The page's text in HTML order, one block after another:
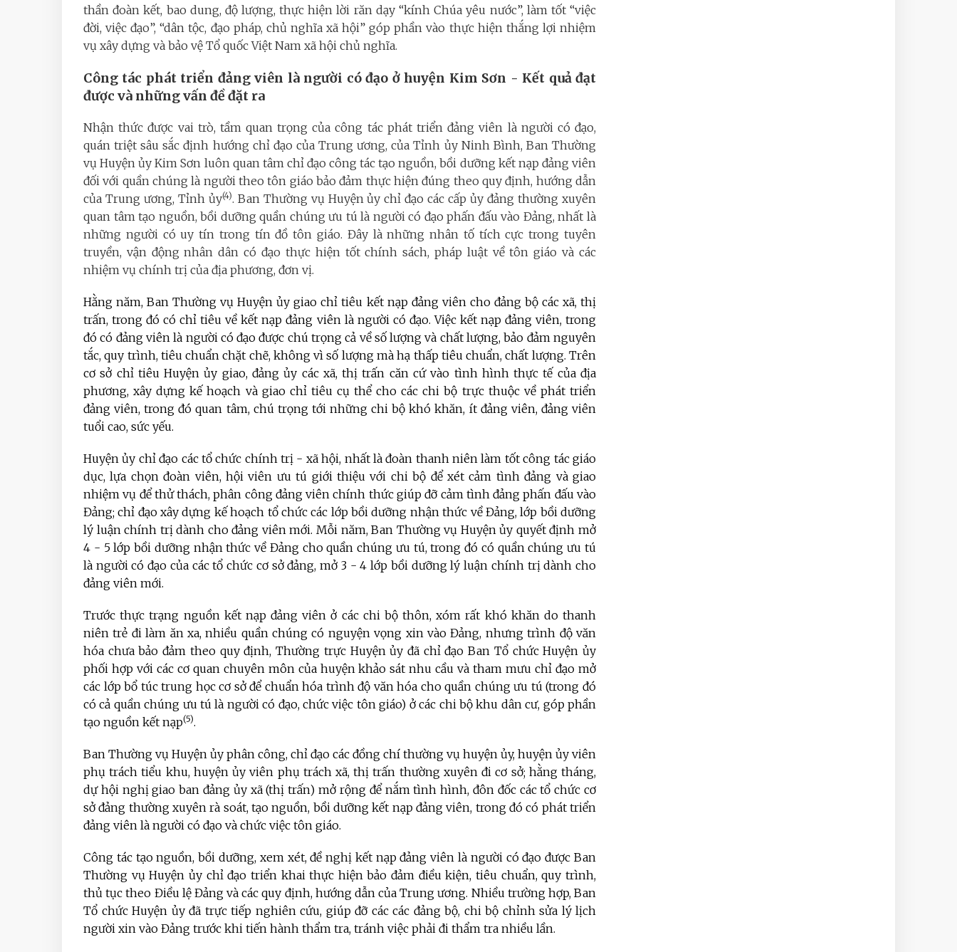
thần đoàn kết, bao dung, độ lượng, thực hiện lời răn dạy “kính Chúa yêu nước”, làm tốt “việc
đời, việc đạo”, “dân tộc, đạo pháp, chủ nghĩa xã hội” góp phần vào thực hiện thắng lợi nhiệm
vụ xây dựng và bảo vệ Tổ quốc Việt Nam xã hội chủ nghĩa.
Công tác phát triển đảng viên là người có đạo ở huyện Kim Sơn - Kết quả đạt
được và những vấn đề đặt ra
Nhận thức được vai trò, tầm quan trọng của công tác phát triển đảng viên là người có đạo,
quán triệt sâu sắc định hướng chỉ đạo của Trung ương, của Tỉnh ủy Ninh Bình, Ban Thường
vụ Huyện ủy Kim Sơn luôn quan tâm chỉ đạo công tác tạo nguồn, bồi dưỡng kết nạp đảng viên
đối với quần chúng là người theo tôn giáo bảo đảm thực hiện đúng theo quy định, hướng dẫn
của Trung ương, Tỉnh ủy(4). Ban Thường vụ Huyện ủy chỉ đạo các cấp ủy đảng thường xuyên
quan tâm tạo nguồn, bồi dưỡng quần chúng ưu tú là người có đạo phấn đấu vào Đảng, nhất là
những người có uy tín trong tín đồ tôn giáo. Đây là những nhân tố tích cực trong tuyên
truyền, vận động nhân dân có đạo thực hiện tốt chính sách, pháp luật về tôn giáo và các
nhiệm vụ chính trị của địa phương, đơn vị.
Hằng năm, Ban Thường vụ Huyện ủy giao chỉ tiêu kết nạp đảng viên cho đảng bộ các xã, thị
trấn, trong đó có chỉ tiêu về kết nạp đảng viên là người có đạo. Việc kết nạp đảng viên, trong
đó có đảng viên là người có đạo được chú trọng cả về số lượng và chất lượng, bảo đảm nguyên
tắc, quy trình, tiêu chuẩn chặt chẽ, không vì số lượng mà hạ thấp tiêu chuẩn, chất lượng. Trên
cơ sở chỉ tiêu Huyện ủy giao, đảng ủy các xã, thị trấn căn cứ vào tình hình thực tế của địa
phương, xây dựng kế hoạch và giao chỉ tiêu cụ thể cho các chi bộ trực thuộc về phát triển
đảng viên, trong đó quan tâm, chú trọng tới những chi bộ khó khăn, ít đảng viên, đảng viên
tuổi cao, sức yếu.
Huyện ủy chỉ đạo các tổ chức chính trị - xã hội, nhất là đoàn thanh niên làm tốt công tác giáo
dục, lựa chọn đoàn viên, hội viên ưu tú giới thiệu với chi bộ để xét cảm tình đảng và giao
nhiệm vụ để thử thách, phân công đảng viên chính thức giúp đỡ cảm tình đảng phấn đấu vào
Đảng; chỉ đạo xây dựng kế hoạch tổ chức các lớp bồi dưỡng nhận thức về Đảng, lớp bồi dưỡng
lý luận chính trị dành cho đảng viên mới. Mỗi năm, Ban Thường vụ Huyện ủy quyết định mở
4 - 5 lớp bồi dưỡng nhận thức về Đảng cho quần chúng ưu tú, trong đó có quần chúng ưu tú
là người có đạo của các tổ chức cơ sở đảng, mở 3 - 4 lớp bồi dưỡng lý luận chính trị dành cho
đảng viên mới.
Trước thực trạng nguồn kết nạp đảng viên ở các chi bộ thôn, xóm rất khó khăn do thanh
niên trẻ đi làm ăn xa, nhiều quần chúng có nguyện vọng xin vào Đảng, nhưng trình độ văn
hóa chưa bảo đảm theo quy định, Thường trực Huyện ủy đã chỉ đạo Ban Tổ chức Huyện ủy
phối hợp với các cơ quan chuyên môn của huyện khảo sát nhu cầu và tham mưu chỉ đạo mở
các lớp bổ túc trung học cơ sở để chuẩn hóa trình độ văn hóa cho quần chúng ưu tú (trong đó
có cả quần chúng ưu tú là người có đạo, chức việc tôn giáo) ở các chi bộ khu dân cư, góp phần
tạo nguồn kết nạp(5).
Ban Thường vụ Huyện ủy phân công, chỉ đạo các đồng chí thường vụ huyện ủy, huyện ủy viên
phụ trách tiểu khu, huyện ủy viên phụ trách xã, thị trấn thường xuyên đi cơ sở; hằng tháng,
dự hội nghị giao ban đảng ủy xã (thị trấn) mở rộng để nắm tình hình, đôn đốc các tổ chức cơ
sở đảng thường xuyên rà soát, tạo nguồn, bồi dưỡng kết nạp đảng viên, trong đó có phát triển
đảng viên là người có đạo và chức việc tôn giáo.
Công tác tạo nguồn, bồi dưỡng, xem xét, đề nghị kết nạp đảng viên là người có đạo được Ban
Thường vụ Huyện ủy chỉ đạo triển khai thực hiện bảo đảm điều kiện, tiêu chuẩn, quy trình,
thủ tục theo Điều lệ Đảng và các quy định, hướng dẫn của Trung ương. Nhiều trường hợp, Ban
Tổ chức Huyện ủy đã trực tiếp nghiên cứu, giúp đỡ các các đảng bộ, chi bộ chỉnh sửa lý lịch
người xin vào Đảng trước khi tiến hành thẩm tra, tránh việc phải đi thẩm tra nhiều lần.